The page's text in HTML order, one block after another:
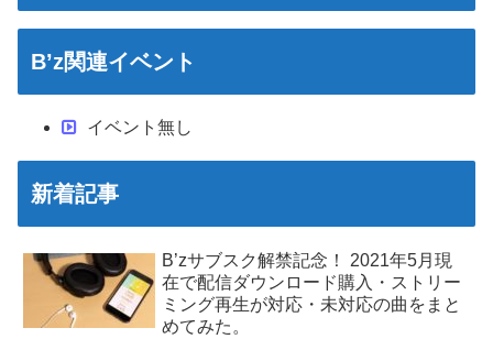
B’z関連イベント
イベント無し
新着記事
B’zサブスク解禁記念！ 2021年5月現
在で配信ダウンロード購入・ストリー
ミング再生が対応・未対応の曲をまと
めてみた。